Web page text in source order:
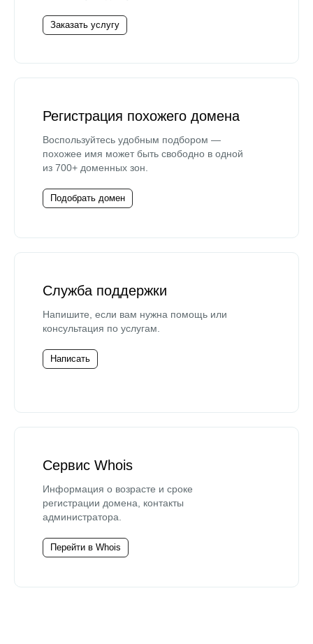
Заказать услугу
Регистрация похожего домена
Воспользуйтесь удобным подбором —
похожее имя может быть свободно в одной
из 700+ доменных зон.
Подобрать домен
Служба поддержки
Напишите, если вам нужна помощь или
консультация по услугам.
Написать
Сервис Whois
Информация о возрасте и сроке
регистрации домена, контакты
администратора.
Перейти в Whois